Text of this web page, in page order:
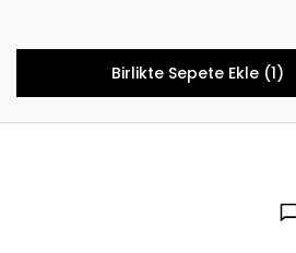
Birlikte Sepete Ekle (1)